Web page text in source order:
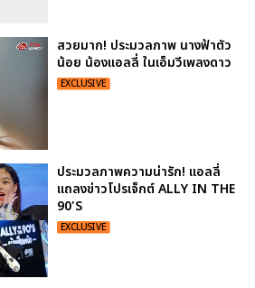
สวยมาก! ประมวลภาพ นางฟ้าตัว
น้อย น้องแอลลี่ ในเอ็มวีเพลงดาว
EXCLUSIVE
ประมวลภาพความน่ารัก! แอลลี่
แถลงข่าวโปรเจ็กต์ ALLY IN THE
90'S
EXCLUSIVE